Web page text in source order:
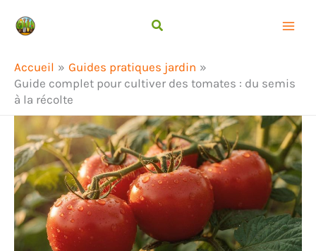
Accueil
Guides pratiques jardin
Guide complet pour cultiver des tomates : du semis
à la récolte